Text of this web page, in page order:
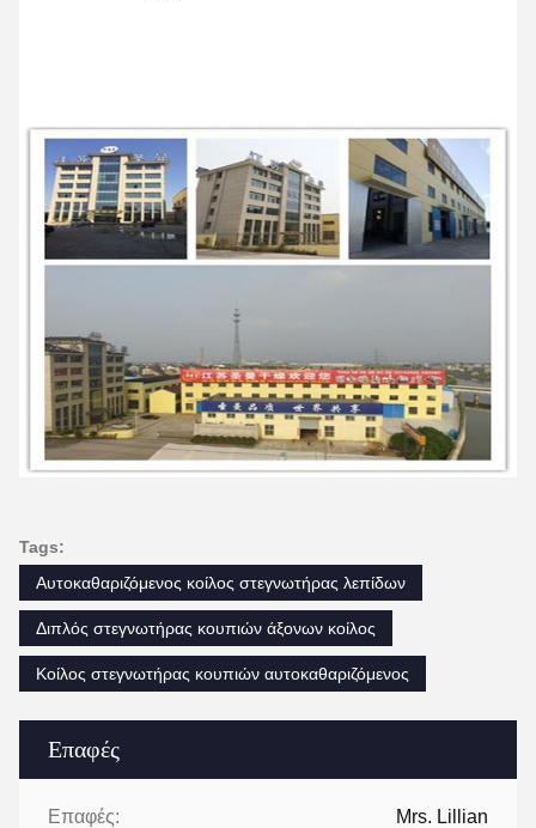
Επαφές
Επαφές: Mrs. Lillian
Tags:
Αυτοκαθαριζόμενος κοίλος στεγνωτήρας λεπίδων
Διπλός στεγνωτήρας κουπιών άξονων κοίλος
Κοίλος στεγνωτήρας κουπιών αυτοκαθαριζόμενος